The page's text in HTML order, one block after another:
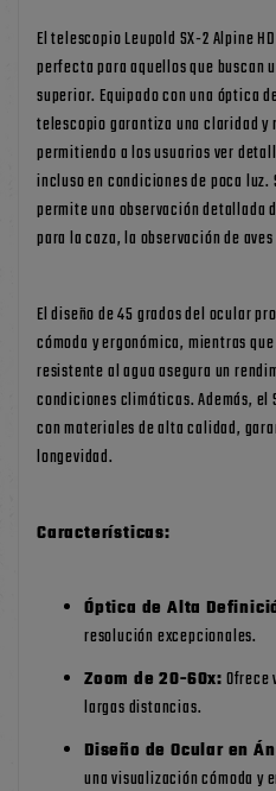
El telescopio Leupold SX-2 Alpine
perfecta para aquellos que buscan
superior. Equipado con una óptica
telescopio garantiza una claridad
permitiendo a los usuarios ver
incluso en condiciones de poca luz.
permite una observación detallada
para la caza, la observación de
El diseño de 45 grados del ocular
cómoda y ergonómica, mientras
resistente al agua asegura un
condiciones climáticas. Además, el
con materiales de alta calidad,
longevidad.
Características:
Óptica de Alta
resolución excepcionales.
Zoom de 20-60x:Ofrece
largas distancias.
Diseño de Ocular en
una visualización cómoda y